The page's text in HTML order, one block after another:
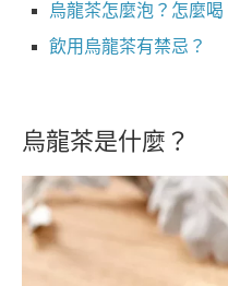
烏龍茶怎麼泡？怎麼喝
飲用烏龍茶有禁忌？
烏龍茶是什麼？